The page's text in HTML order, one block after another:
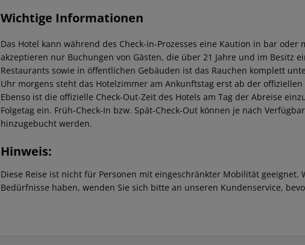
Wichtige Informationen
Das Hotel kann während des Check-in-Prozesses eine Kaution in bar
akzeptieren nur Buchungen von Gästen, die über 21 Jahre und im Besitz
Restaurants sowie in öffentlichen Gebäuden ist das Rauchen komplett
Uhr morgens steht das Hotelzimmer am Ankunftstag erst ab der
Ebenso ist die offizielle Check-Out-Zeit des Hotels am Tag der Abreise
Folgetag ein. Früh-Check-In bzw. Spät-Check-Out können je nach
hinzugebucht werden.
Hinweis:
Diese Reise ist nicht für Personen mit eingeschränkter Mobilität
Bedürfnisse haben, wenden Sie sich bitte an unseren Kundenservice,